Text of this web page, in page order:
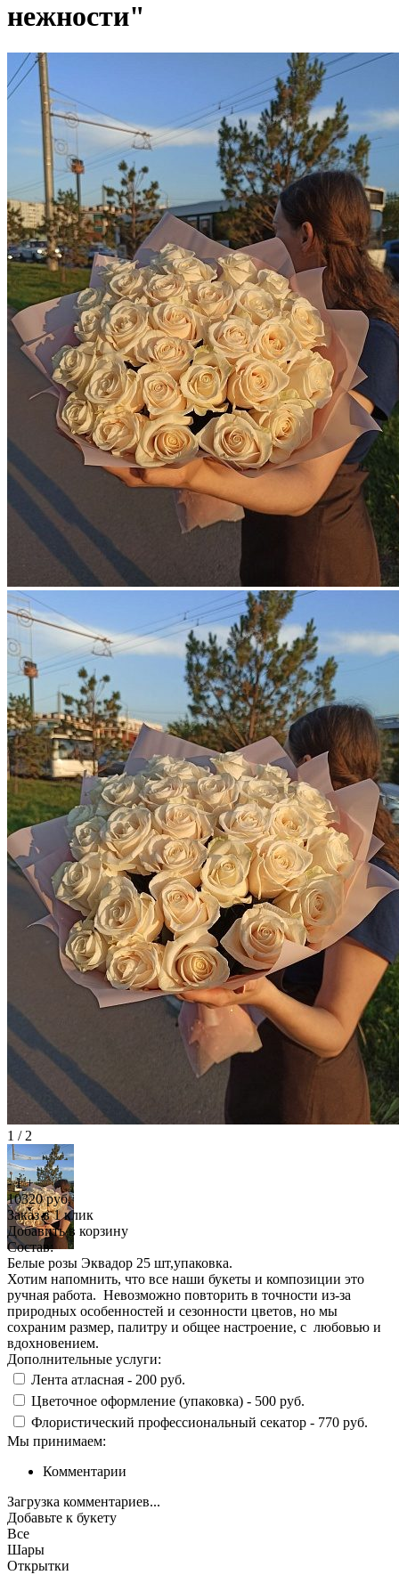
нежности"
1 / 2
- 1 +
10320руб.
Заказ в 1 клик
Добавить в корзину
Состав:
Белые розы Эквадор 25 шт,упаковка.
Хотим напомнить, что все наши букеты и композиции это
ручная работа. Невозможно повторить в точности из-за
природных особенностей и сезонности цветов, но мы
сохраним размер, палитру и общее настроение, с любовью и
вдохновением.
Дополнительные услуги:
Лента атласная - 200 руб.
Цветочное оформление (упаковка) - 500 руб.
Флористический профессиональный секатор - 770 руб.
Мы принимаем:
Комментарии
Загрузка комментариев...
Добавьте к букету
Все
Шары
Открытки